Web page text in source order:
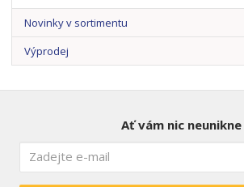
Novinky v sortimentu
Výprodej
Ať vám nic neunikne